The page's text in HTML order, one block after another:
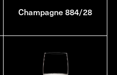
Champagne 884/28